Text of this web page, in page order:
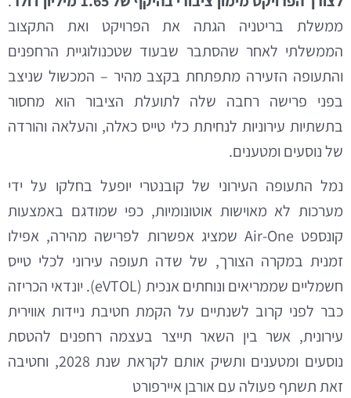
ממשלת בריטניה הגתה את הפרויקט ואת התקצוב
הממשלתי לאחר שהסתבר שבעוד שטכנולוגיית הרחפנים
והתעופה הזעירה מתפתחת בקצב מהיר – המכשול שניצב
בפני פרישה רחבה שלה לתועלת הציבור הוא מחסור
בתשתיות עירוניות לנחיתת כלי טייס כאלה, והעלאה והורדה
של נוסעים ומטענים.
נמל התעופה העירוני של קובנטרי יופעל בחלקו על ידי
מערכות לא מאוישות אוטונומיות, כפי שמודגם באמצעות
קונספט Air-One שמציג אפשרות לפרישה מהירה, אפילו
זמנית במקרה הצורך, של שדה תעופה עירוני לכלי טייס
חשמליים שממריאים ונוחתים אנכית (eVTOL). יונדאי הכריזה
כבר לפני קרוב לשנתיים על הקמת חטיבת ניידות אווירית
עירונית, אשר בין השאר תייצר בעצמה רחפנים להטסת
נוסעים ומטענים ותשיק אותם לקראת שנת 2028, וחטיבה
זאת תשתף פעולה עם אורבן איירפורט